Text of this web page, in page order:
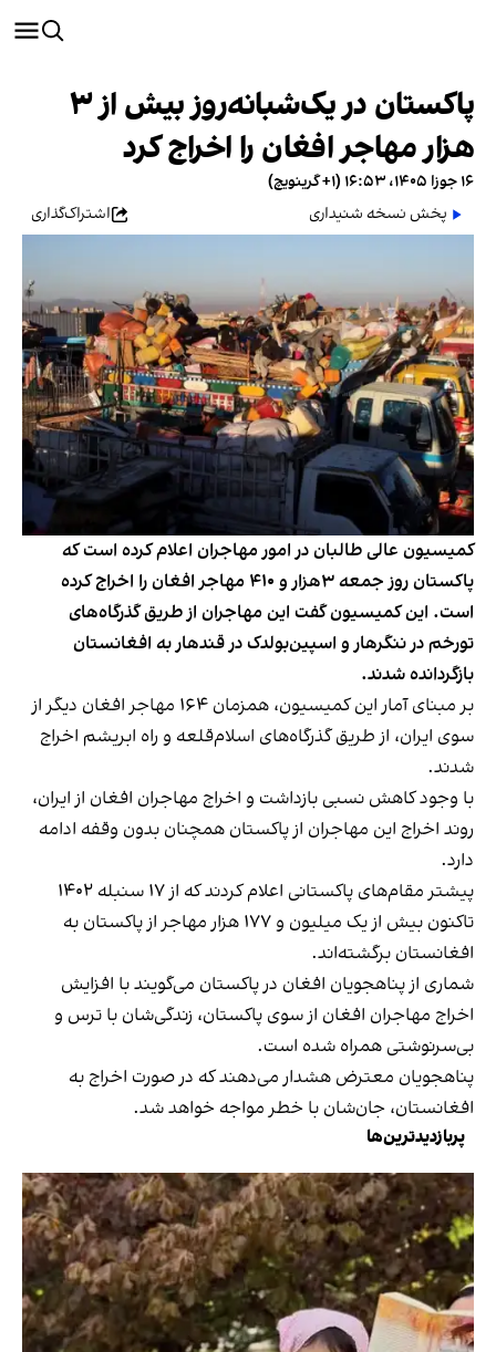
پاکستان در یک‌شبانه‌روز بیش از ۳
هزار مهاجر افغان را اخراج کرد
۱۶ جوزا ۱۴۰۵، ۱۶:۵۳ (‎+۱ گرینویچ)
پخش نسخه شنیداری
اشتراک‌گذاری
کمیسیون عالی طالبان در امور مهاجران اعلام کرده است که
پاکستان روز جمعه ۳هزار و ۴۱۰ مهاجر افغان را اخراج کرده
است. این کمیسیون گفت این مهاجران از طریق گذرگاه‌های
تورخم در ننگرهار و اسپین‌بولدک در قندهار به افغانستان
بازگردانده شدند.
بر مبنای آمار این کمیسیون، همزمان ۱۶۴ مهاجر افغان دیگر از
سوی ایران، از طریق گذرگاه‌های اسلام‌قلعه و راه ابریشم اخراج
شدند.
با وجود کاهش نسبی بازداشت و اخراج مهاجران افغان از ایران،
روند اخراج این مهاجران از پاکستان همچنان بدون وقفه ادامه
دارد.
پیشتر مقام‌های پاکستانی اعلام کردند که از ۱۷ سنبله ۱۴۰۲
تاکنون بیش از یک میلیون و ۱۷۷ هزار مهاجر از پاکستان به
افغانستان برگشته‌اند.
شماری از پناهجویان افغان در پاکستان می‌گویند با افزایش
اخراج مهاجران افغان از سوی پاکستان، زندگی‌شان با ترس و
بی‌سرنوشتی همراه شده است.
پناهجویان معترض هشدار می‌دهند که در صورت اخراج به
افغانستان، جان‌شان با خطر مواجه خواهد شد.
پربازدیدترین‌ها